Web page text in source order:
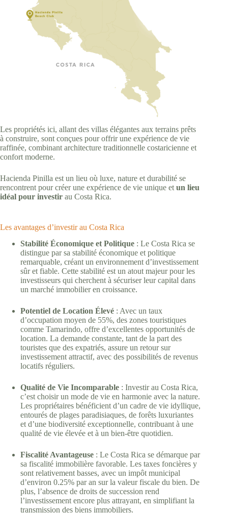
Les propriétés ici, allant des villas élégantes aux terrains prêts
à construire, sont conçues pour offrir une expérience de vie
raffinée, combinant architecture traditionnelle costaricienne et
confort moderne.
Hacienda Pinilla est un lieu où luxe, nature et durabilité se
rencontrent pour créer une expérience de vie unique et un lieu
idéal pour investir au Costa Rica.
Les avantages d’investir au Costa Rica
Stabilité Économique et Politique : Le Costa Rica se
distingue par sa stabilité économique et politique
remarquable, créant un environnement d’investissement
sûr et fiable. Cette stabilité est un atout majeur pour les
investisseurs qui cherchent à sécuriser leur capital dans
un marché immobilier en croissance.
Potentiel de Location Élevé : Avec un taux
d’occupation moyen de 55%, des zones touristiques
comme Tamarindo, offre d’excellentes opportunités de
location. La demande constante, tant de la part des
touristes que des expatriés, assure un retour sur
investissement attractif, avec des possibilités de revenus
locatifs réguliers.
Qualité de Vie Incomparable : Investir au Costa Rica,
c’est choisir un mode de vie en harmonie avec la nature.
Les propriétaires bénéficient d’un cadre de vie idyllique,
entourés de plages paradisiaques, de forêts luxuriantes
et d’une biodiversité exceptionnelle, contribuant à une
qualité de vie élevée et à un bien-être quotidien.
Fiscalité Avantageuse : Le Costa Rica se démarque par
sa fiscalité immobilière favorable. Les taxes foncières y
sont relativement basses, avec un impôt municipal
d’environ 0.25% par an sur la valeur fiscale du bien. De
plus, l’absence de droits de succession rend
l’investissement encore plus attrayant, en simplifiant la
transmission des biens immobiliers.